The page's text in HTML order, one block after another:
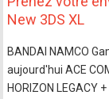
New 3DS XL
BANDAI NAMCO
aujourd'hui ACE
HORIZON LEGACY